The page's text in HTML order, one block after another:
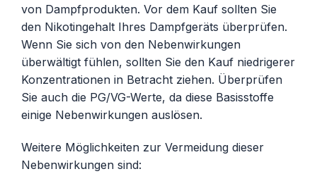
von Dampfprodukten. Vor dem Kauf sollten Sie
den Nikotingehalt Ihres Dampfgeräts überprüfen.
Wenn Sie sich von den Nebenwirkungen
überwältigt fühlen, sollten Sie den Kauf niedrigerer
Konzentrationen in Betracht ziehen. Überprüfen
Sie auch die PG/VG-Werte, da diese Basisstoffe
einige Nebenwirkungen auslösen.
Weitere Möglichkeiten zur Vermeidung dieser
Nebenwirkungen sind: